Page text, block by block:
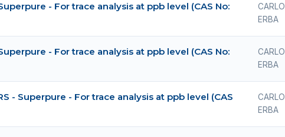
- For trace analysis at ppb level (CAS No:
CARLO
ERBA
- For trace analysis at ppb level (CAS No:
CARLO
ERBA
- Superpure - For trace analysis at ppb level (CAS
CARLO
ERBA